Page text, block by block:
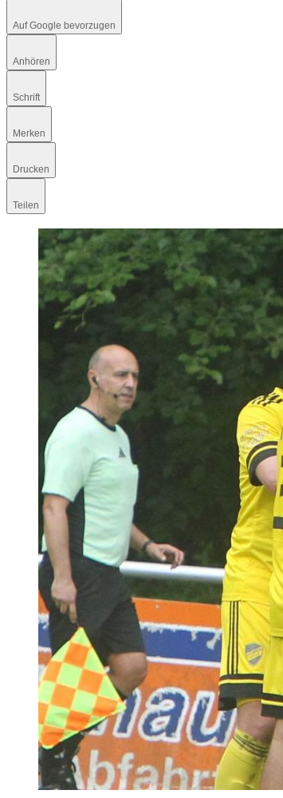
Auf Google bevorzugen
Anhören
Schrift
Merken
Drucken
Teilen